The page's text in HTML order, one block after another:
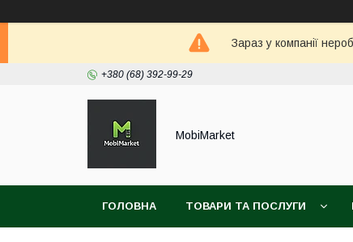
Зараз у компанії
+380 (68) 392-99-29
MobiMarket
ГОЛОВНА ТОВАРИ ТА ПОСЛУГИ